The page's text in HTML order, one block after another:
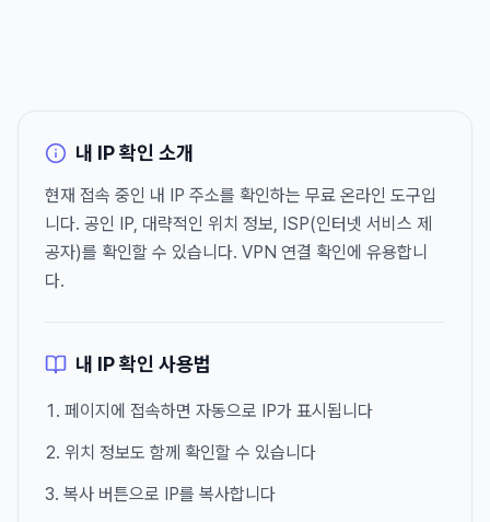
내 IP 확인 소개
현재 접속 중인 내 IP 주소를 확인하는 무료 온라인 도구입
니다. 공인 IP, 대략적인 위치 정보, ISP(인터넷 서비스 제
공자)를 확인할 수 있습니다. VPN 연결 확인에 유용합니
다.
내 IP 확인 사용법
페이지에 접속하면 자동으로 IP가 표시됩니다
위치 정보도 함께 확인할 수 있습니다
복사 버튼으로 IP를 복사합니다